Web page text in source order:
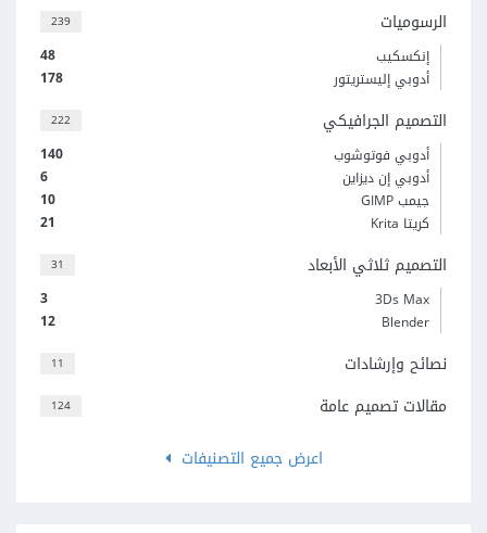
239 الرسوميات
48
إنكسكيب
178
أدوبي إليستريتور
222 التصميم الجرافيكي
140
أدوبي فوتوشوب
6
أدوبي إن ديزاين
10
جيمب GIMP
21
كريتا Krita
31 التصميم ثلاثي الأبعاد
3
3Ds Max
12
Blender
11 نصائح وإرشادات
124
مقالات تصميم عامة
اعرض جميع التصنيفات